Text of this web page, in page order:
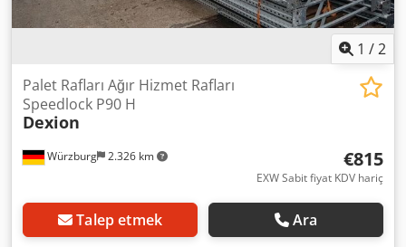
1 /2
Würzburg 2.326 km
Palet Rafları Ağır Hizmet Rafları
Speedlock P90 H
Dexion
€815
EXW Sabit fiyat KDV hariç
Talep etmek Ara